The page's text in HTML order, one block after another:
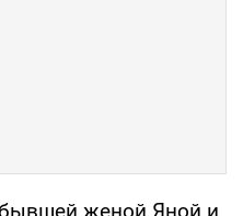
женой Яной и